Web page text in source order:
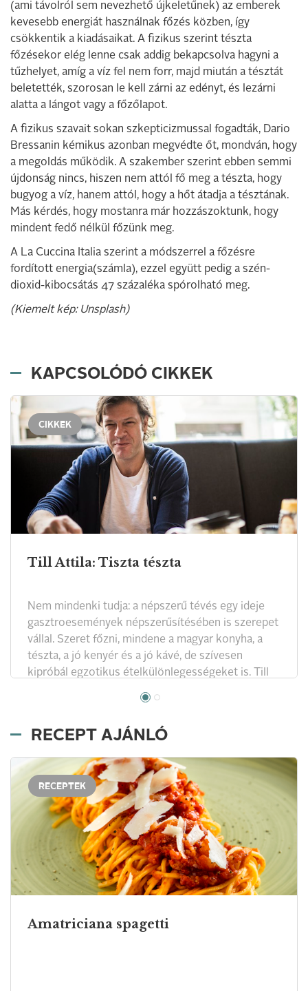
(ami távolról sem nevezhető újkeletűnek) az emberek
kevesebb energiát használnak főzés közben, így
csökkentik a kiadásaikat. A fizikus szerint tészta
főzésekor elég lenne csak addig bekapcsolva hagyni a
tűzhelyet, amíg a víz fel nem forr, majd miután a tésztát
beletették, szorosan le kell zárni az edényt, és lezárni
alatta a lángot vagy a főzőlapot.
A fizikus szavait sokan szkepticizmussal fogadták, Dario
Bressanin kémikus azonban megvédte őt, mondván, hogy
a megoldás működik. A szakember szerint ebben semmi
újdonság nincs, hiszen nem attól fő meg a tészta, hogy
bugyog a víz, hanem attól, hogy a hőt átadja a tésztának.
Más kérdés, hogy mostanra már hozzászoktunk, hogy
mindent fedő nélkül főzünk meg.
A La Cuccina Italia szerint a módszerrel a főzésre
fordított energia(számla), ezzel együtt pedig a szén-
dioxid-kibocsátás 47 százaléka spórolható meg.
(Kiemelt kép: Unsplash)
KAPCSOLÓDÓ CIKKEK
CIKKEK
Till Attila: Tiszta tészta
Nem mindenki tudja: a népszerű tévés egy ideje
gasztroesemények népszerűsítésében is szerepet
vállal. Szeret főzni, mindene a magyar konyha, a
tészta, a jó kenyér és a jó kávé, de szívesen
kipróbál egzotikus ételkülönlegességeket is. Till
RECEPT AJÁNLÓ
RECEPTEK
Amatriciana spagetti